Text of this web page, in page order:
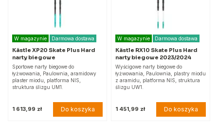
W magazynie Darmowa dostawa
Kästle XP20 Skate Plus Hard
narty biegowe
Sportowe narty biegowe do
łyżwowania, Paulownia, aramidowy
plaster miodu, platforma NIS,
struktura ślizgu UM1.
1 613,99 zł Do koszyka
W magazynie Darmowa dostawa
Kästle RX10 Skate Plus Hard
narty biegowe 2023/2024
Wyścigowe narty biegowe do
łyżwowania, Paulownia, plastry miodu
z aramidu, platforma NIS, struktura
ślizgu UW1.
1 451,99 zł Do koszyka